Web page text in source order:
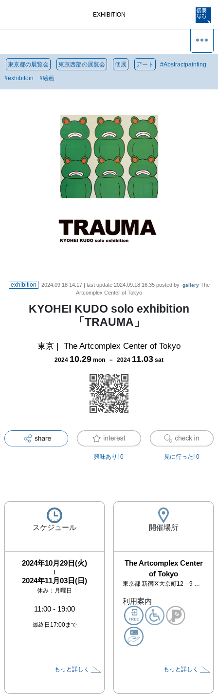
EXHIBITION
東京都の展覧会 東京西部の展覧会 個展 アート #Abstractpainting
#exhibitoin #絵画
exhibition 2024.09.18 14:17| last update 2024.09.18 16:35posted by gallery The
Artcomplex Center of Tokyo
KYOHEI KUDO solo exhibition
「TRAUMA」
東京 | The Artcomplex Center of Tokyo
2024 10.29 mon － 2024 11.03 sat
興味あり! 0 見に行った! 0
スケジュール
2024年10月29日(火)
|
2024年11月03日(日)
休み： 月曜日
11:00 - 19:00
最終日17:00まで
もっと詳しく
開催場所
The Artcomplex Center
of Tokyo
東京都 新宿区大京町12－9 アートコンプレックスセンター 2F
利用案内
もっと詳しく